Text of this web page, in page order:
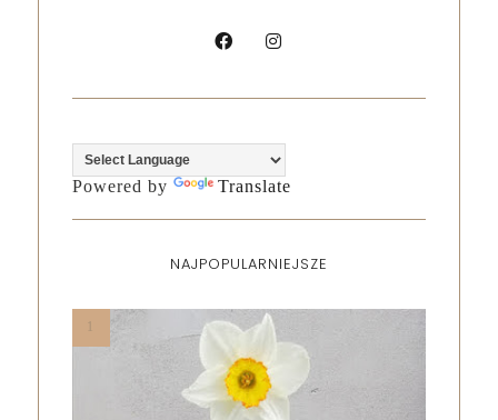
Powered by Translate
NAJPOPULARNIEJSZE